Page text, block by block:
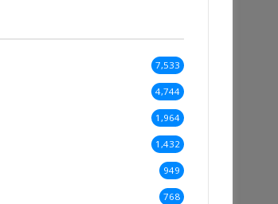
7,533
4,744
1,964
1,432
949
768